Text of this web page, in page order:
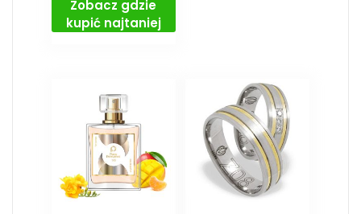
Zobacz gdzie
kupić najtaniej